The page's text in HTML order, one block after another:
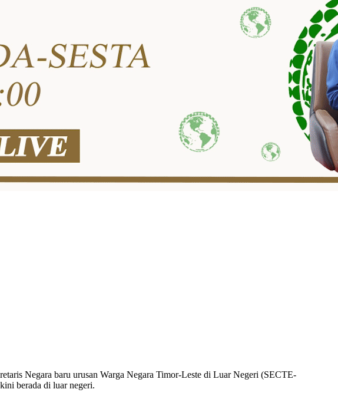
Negara baru urusan Warga Negara Timor-Leste di Luar Negeri (SECTE-
berada di luar negeri.